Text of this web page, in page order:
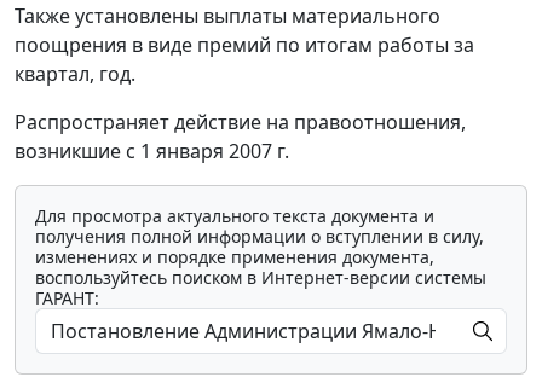
Также установлены выплаты материального
поощрения в виде премий по итогам работы за
квартал, год.
Распространяет действие на правоотношения,
возникшие с 1 января 2007 г.
Для просмотра актуального текста документа и
получения полной информации о вступлении в силу,
изменениях и порядке применения документа,
воспользуйтесь поиском в Интернет-версии системы
ГАРАНТ: